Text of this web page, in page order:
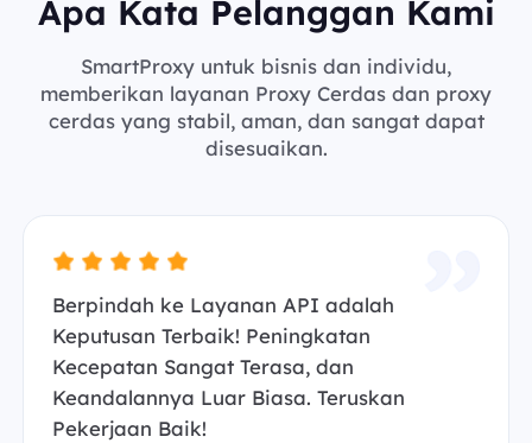
Apa Kata Pelanggan Kami
SmartProxy untuk bisnis dan individu,
memberikan layanan Proxy Cerdas dan proxy
cerdas yang stabil, aman, dan sangat dapat
disesuaikan.
Berpindah ke Layanan API adalah
Keputusan Terbaik! Peningkatan
Kecepatan Sangat Terasa, dan
Keandalannya Luar Biasa. Teruskan
Pekerjaan Baik!